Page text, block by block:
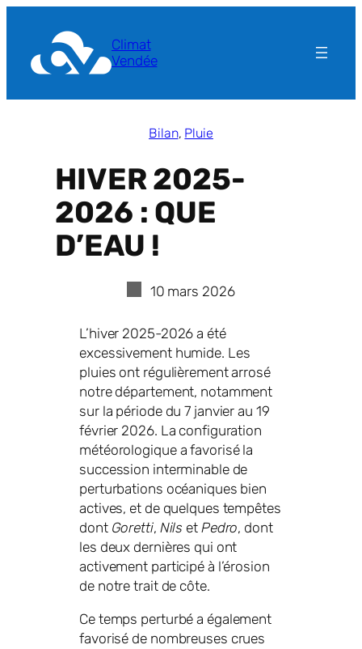
contenu
Climat
Vendée
Bilan, Pluie
HIVER 2025-
2026 : QUE
D’EAU !
10 mars 2026
L’hiver 2025-2026 a été
excessivement humide. Les
pluies ont régulièrement arrosé
notre département, notamment
sur la période du 7 janvier au 19
février 2026. La configuration
météorologique a favorisé la
succession interminable de
perturbations océaniques bien
actives, et de quelques tempêtes
dont Goretti, Nils et Pedro, dont
les deux dernières qui ont
activement participé à l’érosion
de notre trait de côte.
Ce temps perturbé a également
favorisé de nombreuses crues